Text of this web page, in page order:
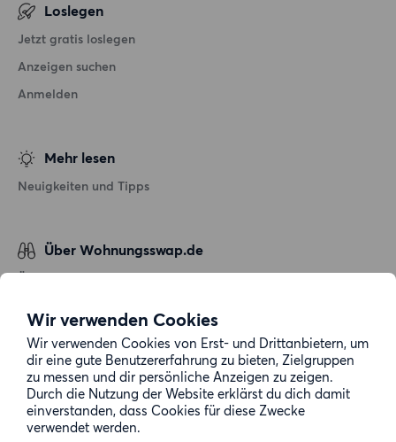
Wir verwenden Cookies
Wir verwenden Cookies von Erst- und Drittanbietern, um
dir eine gute Benutzererfahrung zu bieten, Zielgruppen
zu messen und dir persönliche Anzeigen zu zeigen.
Durch die Nutzung der Website erklärst du dich damit
einverstanden, dass Cookies für diese Zwecke
verwendet werden.
Loslegen
Jetzt gratis loslegen
Anzeigen suchen
Anmelden
Mehr lesen
Neuigkeiten und Tipps
Über Wohnungsswap.de
Über uns
Datenschutz
Cookie-Richtlinie
Sitemap